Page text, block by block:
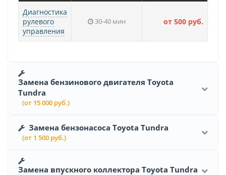
Диагностика
рулевого
управления
30-40 мин от 500 руб.
Замена бензинового двигателя Toyota
Tundra
(от 15 000 руб.)
Замена бензонасоса Toyota Tundra
(от 1 500 руб.)
Замена впускного коллектора Toyota Tundra